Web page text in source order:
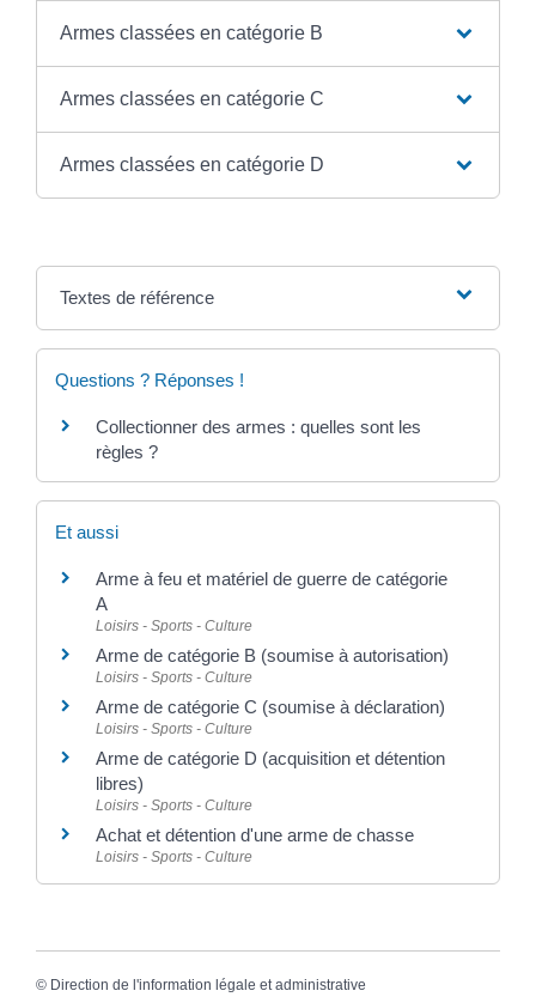
Armes classées en catégorie B
Armes classées en catégorie C
Armes classées en catégorie D
Textes de référence
Questions ? Réponses !
Collectionner des armes : quelles sont les
règles ?
Et aussi
Arme à feu et matériel de guerre de catégorie
A
Loisirs - Sports - Culture
Arme de catégorie B (soumise à autorisation)
Loisirs - Sports - Culture
Arme de catégorie C (soumise à déclaration)
Loisirs - Sports - Culture
Arme de catégorie D (acquisition et détention
libres)
Loisirs - Sports - Culture
Achat et détention d'une arme de chasse
Loisirs - Sports - Culture
© Direction de l'information légale et administrative